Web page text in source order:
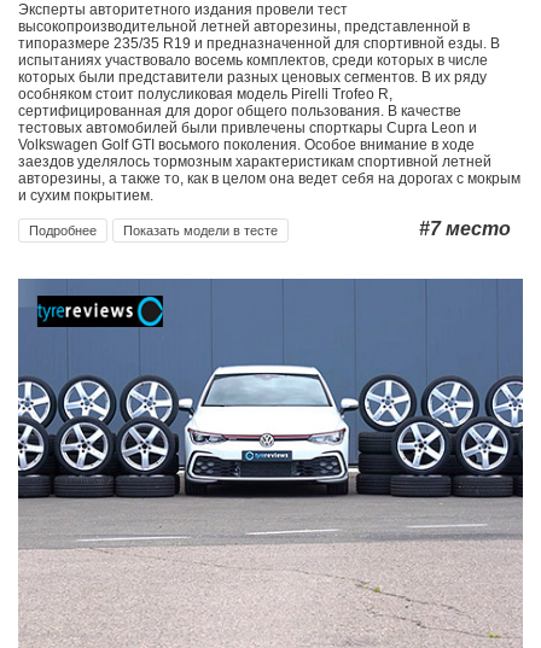
Эксперты авторитетного издания провели тест
высокопроизводительной летней авторезины, представленной в
типоразмере 235/35 R19 и предназначенной для спортивной езды. В
испытаниях участвовало восемь комплектов, среди которых в числе
которых были представители разных ценовых сегментов. В их ряду
особняком стоит полусликовая модель Pirelli Trofeo R,
сертифицированная для дорог общего пользования. В качестве
тестовых автомобилей были привлечены спорткары Cupra Leon и
Volkswagen Golf GTI восьмого поколения. Особое внимание в ходе
заездов уделялось тормозным характеристикам спортивной летней
авторезины, а также то, как в целом она ведет себя на дорогах с мокрым
и сухим покрытием.
Подробнее Показать модели в тесте #7место